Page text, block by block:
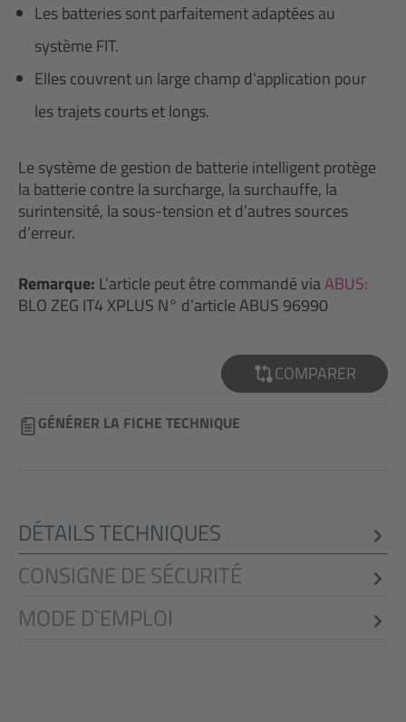
Les batteries sont parfaitement adaptées au
système FIT.
Elles couvrent un large champ d’application pour
les trajets courts et longs.
Le système de gestion de batterie intelligent protège
la batterie contre la surcharge, la surchauffe, la
surintensité, la sous-tension et d’autres sources
d’erreur.
Remarque: L’article peut être commandé viaABUS:
BLO ZEG IT4 XPLUS N° d’article ABUS 96990
COMPARER
GÉNÉRER LA FICHE TECHNIQUE
DÉTAILS TECHNIQUES
CONSIGNE DE SÉCURITÉ
MODE D`EMPLOI